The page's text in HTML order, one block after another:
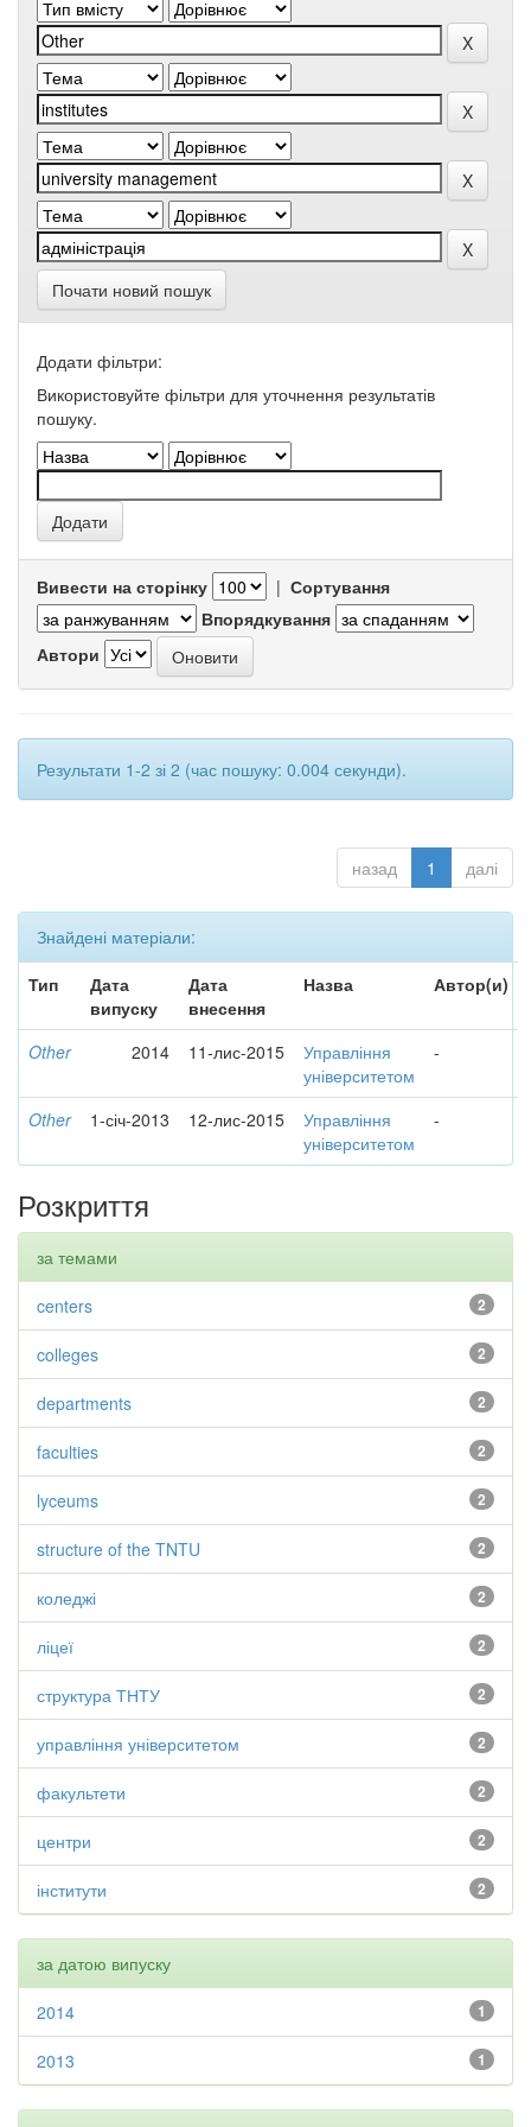
Почати новий пошук
Додати фільтри:
Використовуйте фільтри для уточнення результатів
пошуку.
Вивести на сторінку | Сортування
Впорядкування
Автори
Результати 1-2 зі 2 (час пошуку: 0.004 секунди).
назад 1 далі
Знайдені матеріали:
Тип
Дата
випуску
Дата
внесення
Назва Автор(и)
Other 2014 11-лис-2015
Управління
університетом
-
Other 1-січ-2013 12-лис-2015
Управління
університетом
-
Розкриття
за темами
2
centers
2
colleges
2
departments
2
faculties
2
lyceums
2
structure of the TNTU
2
коледжі
2
ліцеї
2
структура ТНТУ
2
управління університетом
2
факультети
2
центри
2
інститути
за датою випуску
1
2014
1
2013